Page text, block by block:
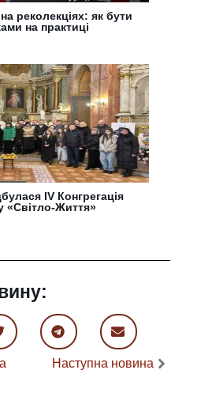
реколекціях: як бути
на практиці
IV Конгрегація
«Світло-Життя»
Наступна новина